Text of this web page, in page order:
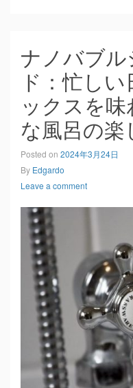
ナノバブル
ド：忙し
ックスを
な風呂の楽
Posted on 2024年3月24日
By Edgardo
Leave a comment